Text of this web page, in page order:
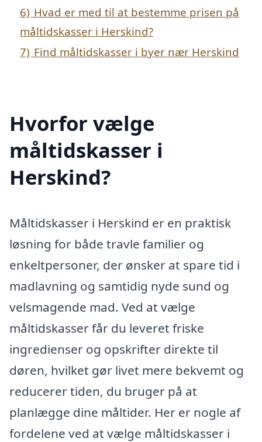
6) Hvad er med til at bestemme prisen på
måltidskasser i Herskind?
7) Find måltidskasser i byer nær Herskind
Hvorfor vælge
måltidskasser i
Herskind?
Måltidskasser i Herskind er en praktisk
løsning for både travle familier og
enkeltpersoner, der ønsker at spare tid i
madlavning og samtidig nyde sund og
velsmagende mad. Ved at vælge
måltidskasser får du leveret friske
ingredienser og opskrifter direkte til
døren, hvilket gør livet mere bekvemt og
reducerer tiden, du bruger på at
planlægge dine måltider. Her er nogle af
fordelene ved at vælge måltidskasser i